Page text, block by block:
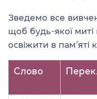
Зведемо все
щоб будь-якої
освіжити в пам’яті
Слово